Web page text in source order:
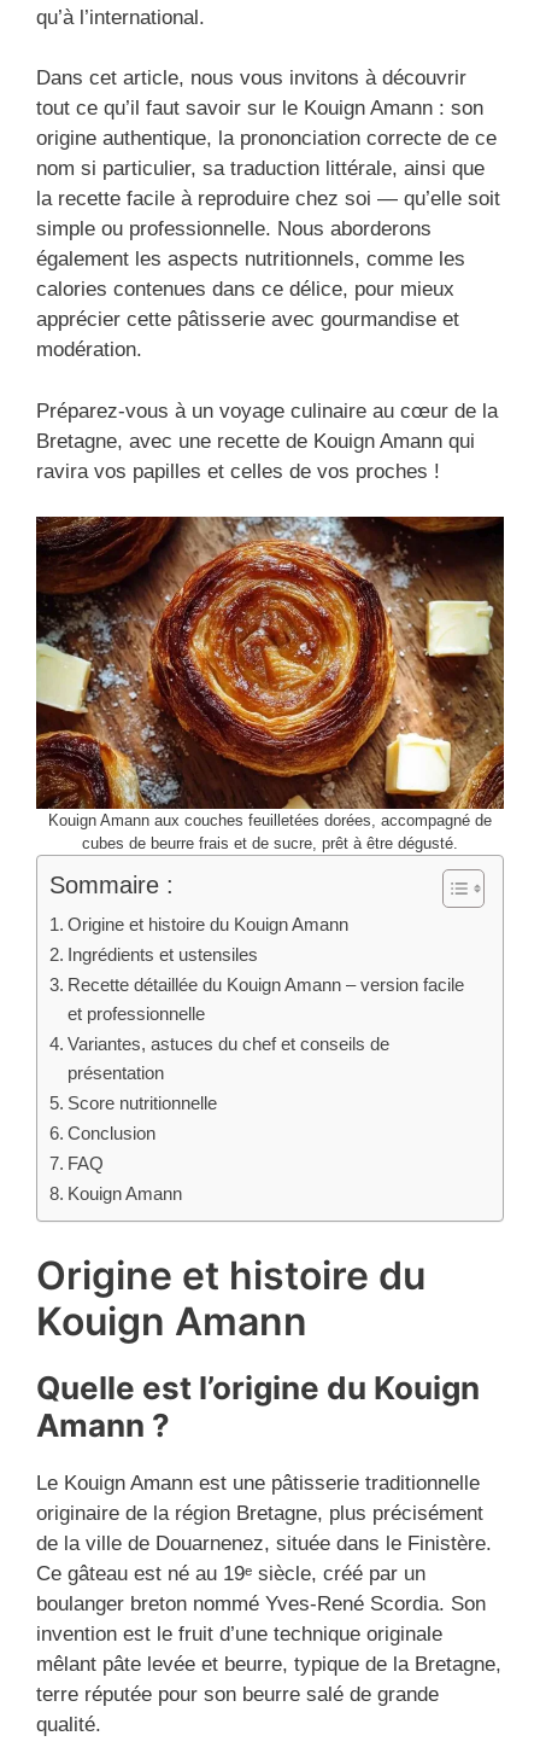
qu’à l’international.
Dans cet article, nous vous invitons à découvrir
tout ce qu’il faut savoir sur le Kouign Amann : son
origine authentique, la prononciation correcte de ce
nom si particulier, sa traduction littérale, ainsi que
la recette facile à reproduire chez soi — qu’elle soit
simple ou professionnelle. Nous aborderons
également les aspects nutritionnels, comme les
calories contenues dans ce délice, pour mieux
apprécier cette pâtisserie avec gourmandise et
modération.
Préparez-vous à un voyage culinaire au cœur de la
Bretagne, avec une recette de Kouign Amann qui
ravira vos papilles et celles de vos proches !
Kouign Amann aux couches feuilletées dorées, accompagné de
cubes de beurre frais et de sucre, prêt à être dégusté.
Sommaire :
Origine et histoire du Kouign Amann
Ingrédients et ustensiles
Recette détaillée du Kouign Amann – version facile
et professionnelle
Variantes, astuces du chef et conseils de
présentation
Score nutritionnelle
Conclusion
FAQ
Kouign Amann
Origine et histoire du
Kouign Amann
Quelle est l’origine du Kouign
Amann ?
Le Kouign Amann est une pâtisserie traditionnelle
originaire de la région Bretagne, plus précisément
de la ville de Douarnenez, située dans le Finistère.
Ce gâteau est né au 19ᵉ siècle, créé par un
boulanger breton nommé Yves-René Scordia. Son
invention est le fruit d’une technique originale
mêlant pâte levée et beurre, typique de la Bretagne,
terre réputée pour son beurre salé de grande
qualité.